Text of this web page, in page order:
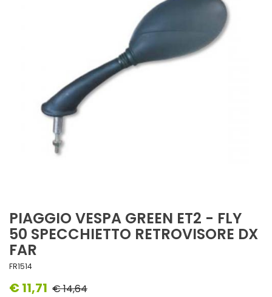
PIAGGIO VESPA GREEN ET2 - FLY
50 SPECCHIETTO RETROVISORE DX
FAR
FR1514
€ 11,71 € 14,64